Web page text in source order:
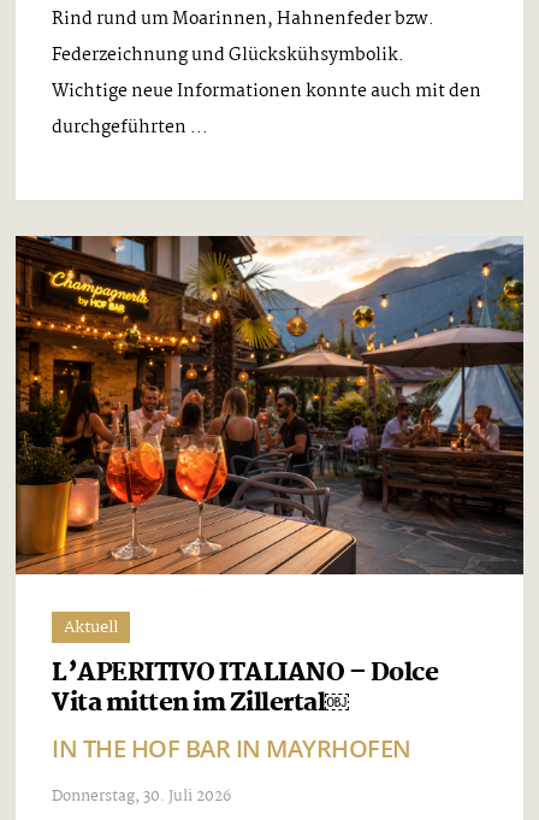
Rind rund um Moarinnen, Hahnenfeder bzw.
Federzeichnung und Glückskühsymbolik.
Wichtige neue Informationen konnte auch mit den
durchgeführten ...
Aktuell
L’APERITIVO ITALIANO – Dolce
Vita mitten im Zillertal￼
IN THE HOF BAR IN MAYRHOFEN
Donnerstag, 30. Juli 2026